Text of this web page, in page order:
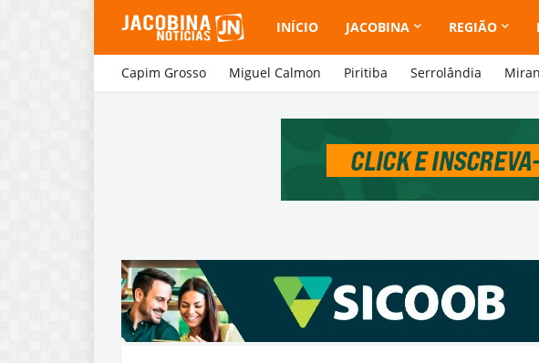
INÍCIO JACOBINA REGIÃO
Capim Grosso Miguel Calmon Piritiba Serrolândia